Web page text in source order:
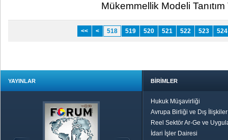
Mükemmellik Modeli
<< < 518 519 520 521 522 523 524
YAYINLAR BİRİMLER
Hukuk Müşavirliği
Avrupa Birliği ve Dış
Reel Sektör Ar-Ge ve
İdari İşler Dairesi